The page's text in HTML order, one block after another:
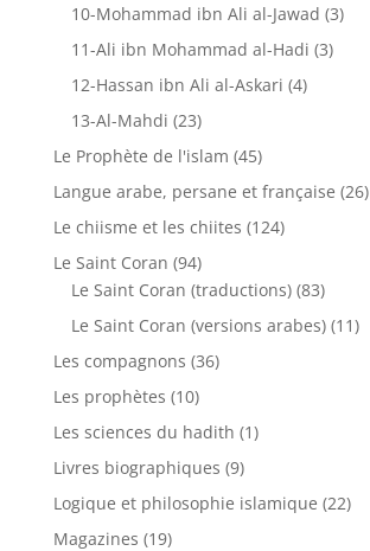
10-Mohammad ibn Ali al-Jawad (3)
11-Ali ibn Mohammad al-Hadi (3)
12-Hassan ibn Ali al-Askari (4)
13-Al-Mahdi (23)
Le Prophète de l'islam (45)
Langue arabe, persane et française (26)
Le chiisme et les chiites (124)
Le Saint Coran (94)
Le Saint Coran (traductions) (83)
Le Saint Coran (versions arabes) (11)
Les compagnons (36)
Les prophètes (10)
Les sciences du hadith (1)
Livres biographiques (9)
Logique et philosophie islamique (22)
Magazines (19)